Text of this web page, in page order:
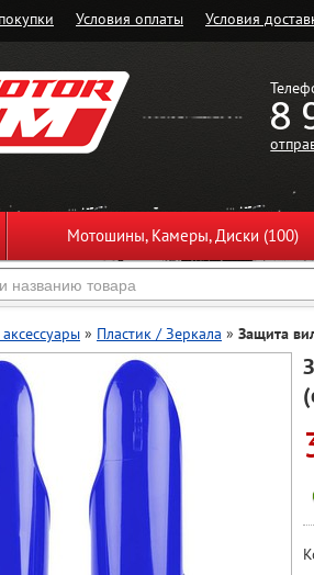
Условия оплаты Условия
8
Мотошины, Камеры, Диски (100)
» Пластик / Зеркала » Защита